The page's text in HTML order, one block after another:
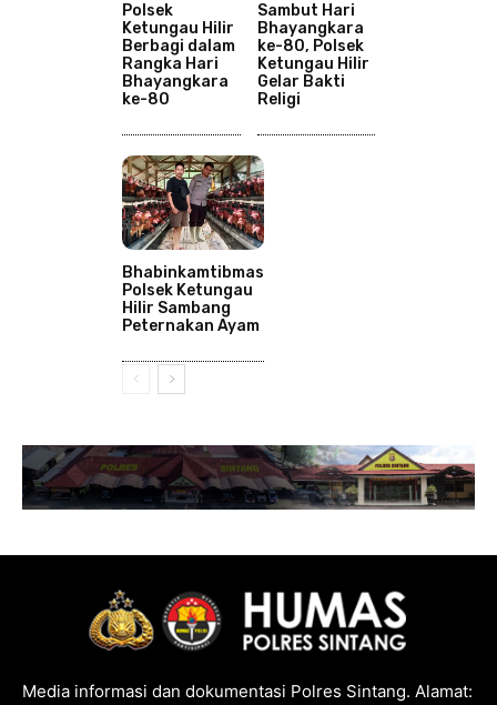
Polsek
Ketungau Hilir
Berbagi dalam
Rangka Hari
Bhayangkara
ke-80
Sambut Hari
Bhayangkara
ke-80, Polsek
Ketungau Hilir
Gelar Bakti
Religi
Bhabinkamtibmas
Polsek Ketungau
Hilir Sambang
Peternakan Ayam
Media informasi dan dokumentasi Polres Sintang. Alamat: